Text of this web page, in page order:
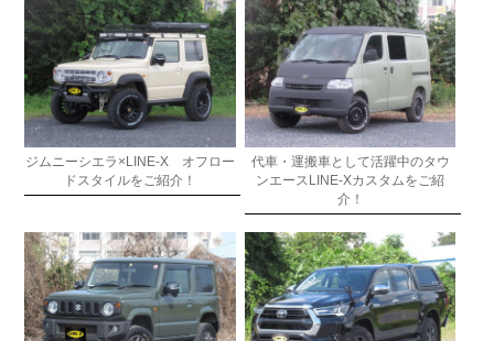
ジムニーシエラ×LINE-X オフロー
ドスタイルをご紹介！
代車・運搬車として活躍中のタウ
ンエースLINE-Xカスタムをご紹
介！